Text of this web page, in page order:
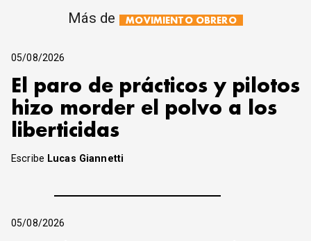
Más de MOVIMIENTO OBRERO
05/08/2026
El paro de prácticos y pilotos
hizo morder el polvo a los
liberticidas
Escribe Lucas Giannetti
05/08/2026